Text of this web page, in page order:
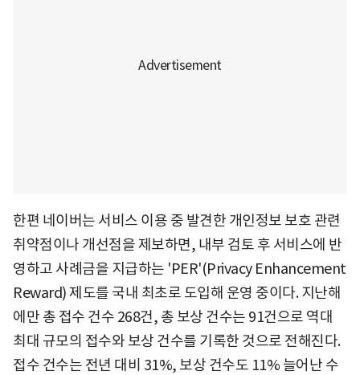
한편 네이버는 서비스 이용 중 발견한 개인정보 보호 관련
취약점이나 개선점을 제보하면, 내부 검토 후 서비스에 반
영하고 사례금을 지급하는 'PER'(Privacy Enhancement
Reward) 제도를 국내 최초로 도입해 운영 중이다. 지난해
에만 총 접수 건수 268건, 총 보상 건수는 91건으로 역대
최대 규모의 접수와 보상 건수를 기록한 것으로 전해진다.
접수 건수는 전년 대비 31%, 보상 건수도 11% 늘어난 수